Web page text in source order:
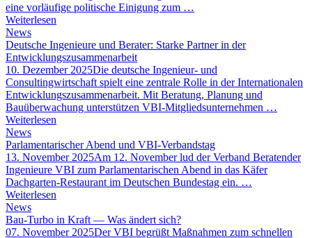
eine vorläufige politische Einigung zum …
Weiterlesen
News
Deutsche Ingenieure und Berater: Starke Partner in der
Entwicklungszusammenarbeit
10. Dezember 2025Die deutsche Ingenieur- und
Consultingwirtschaft spielt eine zentrale Rolle in der Internationalen
Entwicklungszusammenarbeit. Mit Beratung, Planung und
Bauüberwachung unterstützen VBI-Mitgliedsunternehmen …
Weiterlesen
News
Parlamentarischer Abend und VBI-Verbandstag
13. November 2025Am 12. November lud der Verband Beratender
Ingenieure VBI zum Parlamentarischen Abend in das Käfer
Dachgarten-Restaurant im Deutschen Bundestag ein. …
Weiterlesen
News
Bau-Turbo in Kraft — Was ändert sich?
07. November 2025Der VBI begrüßt Maßnahmen zum schnellen